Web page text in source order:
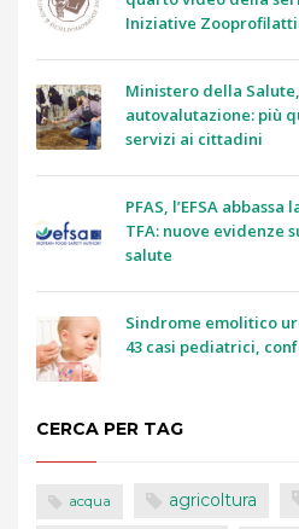
Iniziative
Ministero della
autovalutazione: più
servizi ai cittadini
PFAS, l’EFSA
TFA: nuove evidenze
salute
Sindrome emolitico
43 casi pediatrici,
CERCA PER TAG
acqua agricoltura